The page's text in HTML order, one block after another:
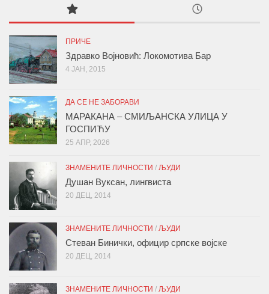
ПРИЧЕ
Здравко Војновић: Локомотива Бар
4 ЈАН, 2015
ДА СЕ НЕ ЗАБОРАВИ
МАРАКАНА – СМИЉАНСКА УЛИЦА У
ГОСПИЋУ
25 АПР, 2026
ЗНАМЕНИТЕ ЛИЧНОСТИ / ЉУДИ
Душан Вуксан, лингвиста
20 ДЕЦ, 2014
ЗНАМЕНИТЕ ЛИЧНОСТИ / ЉУДИ
Стеван Бинички, официр српске војске
20 ДЕЦ, 2014
ЗНАМЕНИТЕ ЛИЧНОСТИ / ЉУДИ